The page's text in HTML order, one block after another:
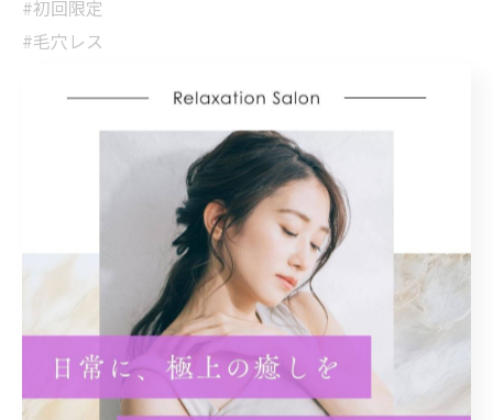
#初回限定
#毛穴レス
#エステ体験
#予約受付中
#プライベートサロン
#リフレッシュ
#肌美人
#エステティシャン
#自分磨き